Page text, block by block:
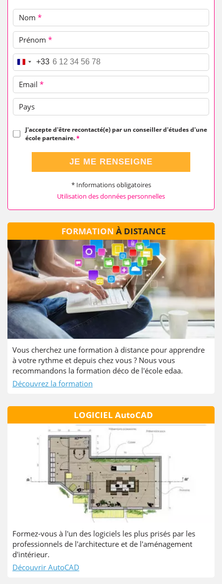
Nom *
Prénom *
Téléphone *
+33
Email *
Pays
J'accepte d'être recontacté(e) par un conseiller d'études d'une
école partenaire.*
JE ME RENSEIGNE
* Informations obligatoires
Utilisation des données personnelles
FORMATION À DISTANCE
Vous cherchez une formation à distance pour apprendre
à votre rythme et depuis chez vous ? Nous vous
recommandons la formation déco de l'école edaa.
Découvrez la formation
LOGICIEL AutoCAD
Formez-vous à l'un des logiciels les plus prisés par les
professionnels de l'architecture et de l'aménagement
d'intérieur.
Découvrir AutoCAD